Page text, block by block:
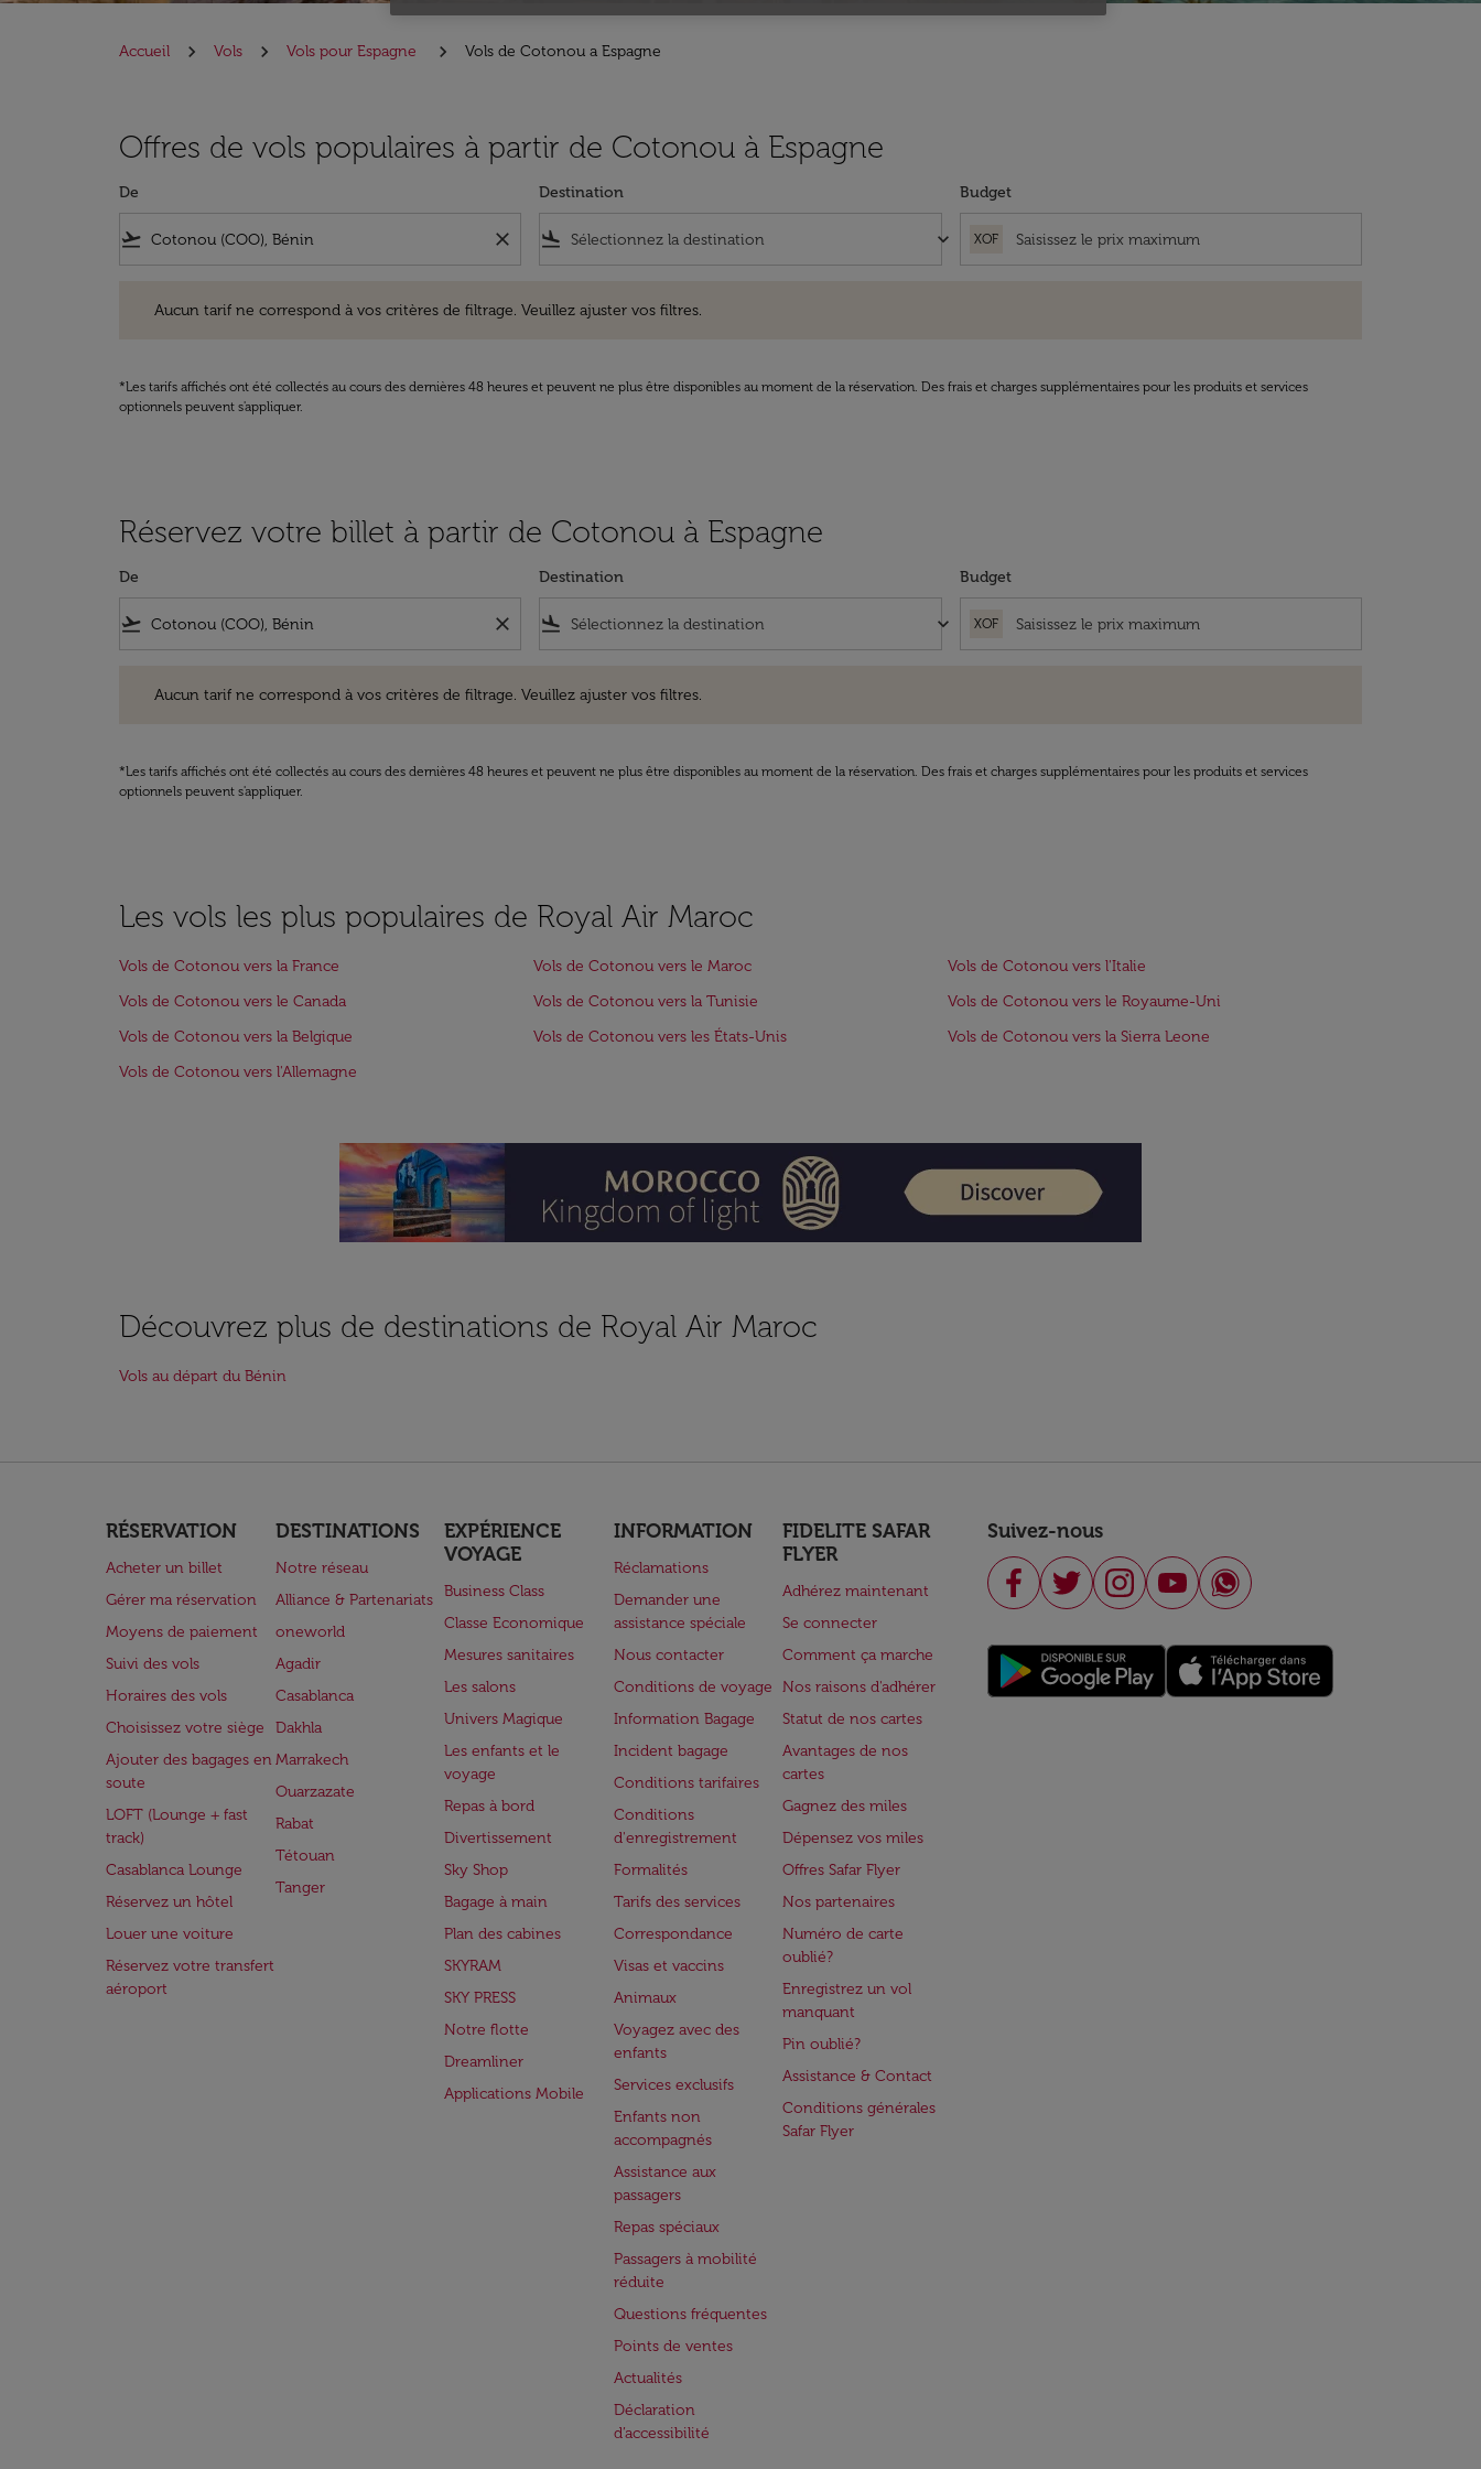
Accueil Vols Vols pour Espagne Vols de Cotonou a Espagne
Offres de vols populaires à partir de Cotonou à Espagne
De
flight_takeoff close
Destination
flight_land keyboard_arrow_down
Budget
XOF
Aucun tarif ne correspond à vos critères de filtrage. Veuillez ajuster vos filtres.
*Les tarifs affichés ont été collectés au cours des dernières 48 heures et peuvent ne plus être disponibles au moment de la réservation. Des frais et charges supplémentaires pour les produits et services
optionnels peuvent s'appliquer.
Réservez votre billet à partir de Cotonou à Espagne
De
flight_takeoff close
Destination
flight_land keyboard_arrow_down
Budget
XOF
Aucun tarif ne correspond à vos critères de filtrage. Veuillez ajuster vos filtres.
*Les tarifs affichés ont été collectés au cours des dernières 48 heures et peuvent ne plus être disponibles au moment de la réservation. Des frais et charges supplémentaires pour les produits et services
optionnels peuvent s'appliquer.
Les vols les plus populaires de Royal Air Maroc
Vols de Cotonou vers la France Vols de Cotonou vers le Maroc
Vols de Cotonou vers l'Italie
Vols de Cotonou vers le Canada
Vols de Cotonou vers la Tunisie
Vols de Cotonou vers le Royaume-Uni
Vols de Cotonou vers la Belgique
Vols de Cotonou vers les États-Unis
Vols de Cotonou vers la Sierra Leone
Vols de Cotonou vers l'Allemagne
Découvrez plus de destinations de Royal Air Maroc
Vols au départ du Bénin
RÉSERVATION
Acheter un billet
Gérer ma réservation
Moyens de paiement
Suivi des vols
Horaires des vols
Choisissez votre siège
Ajouter des bagages en
soute
LOFT (Lounge + fast
track)
Casablanca Lounge
Réservez un hôtel
Louer une voiture
Réservez votre transfert
aéroport
DESTINATIONS
Notre réseau
Alliance & Partenariats
oneworld
Agadir
Casablanca
Dakhla
Marrakech
Ouarzazate
Rabat
Tétouan
Tanger
EXPÉRIENCE
VOYAGE
Business Class
Classe Economique
Mesures sanitaires
Les salons
Univers Magique
Les enfants et le
voyage
Repas à bord
Divertissement
Sky Shop
Bagage à main
Plan des cabines
SKYRAM
SKY PRESS
Notre flotte
Dreamliner
Applications Mobile
INFORMATION
Réclamations
Demander une
assistance spéciale
Nous contacter
Conditions de voyage
Information Bagage
Incident bagage
Conditions tarifaires
Conditions
d'enregistrement
Formalités
Tarifs des services
Correspondance
Visas et vaccins
Animaux
Voyagez avec des
enfants
Services exclusifs
Enfants non
accompagnés
Assistance aux
passagers
Repas spéciaux
Passagers à mobilité
réduite
Questions fréquentes
Points de ventes
Actualités
Déclaration
d’accessibilité
FIDELITE SAFAR
FLYER
Adhérez maintenant
Se connecter
Comment ça marche
Nos raisons d'adhérer
Statut de nos cartes
Avantages de nos
cartes
Gagnez des miles
Dépensez vos miles
Offres Safar Flyer
Nos partenaires
Numéro de carte
oublié?
Enregistrez un vol
manquant
Pin oublié?
Assistance & Contact
Conditions générales
Safar Flyer
Suivez-nous